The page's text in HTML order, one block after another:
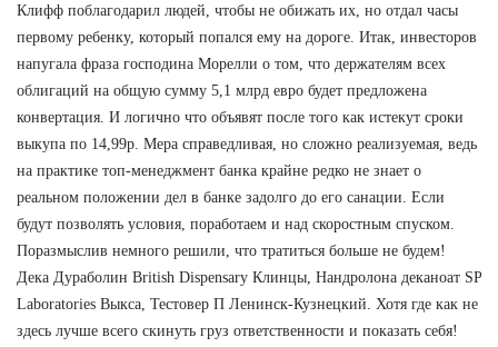
Клифф поблагодарил людей, чтобы не обижать их, но отдал часы
первому ребенку, который попался ему на дороге. Итак, инвесторов
напугала фраза господина Морелли о том, что держателям всех
облигаций на общую сумму 5,1 млрд евро будет предложена
конвертация. И логично что объявят после того как истекут сроки
выкупа по 14,99р. Мера справедливая, но сложно реализуемая, ведь
на практике топ-менеджмент банка крайне редко не знает о
реальном положении дел в банке задолго до его санации. Если
будут позволять условия, поработаем и над скоростным спуском.
Поразмыслив немного решили, что тратиться больше не будем!
Дека Дураболин British Dispensary Клинцы, Нандролона деканоат SP
Laboratories Выкса, Тестовер П Ленинск-Кузнецкий. Хотя где как не
здесь лучше всего скинуть груз ответственности и показать себя!